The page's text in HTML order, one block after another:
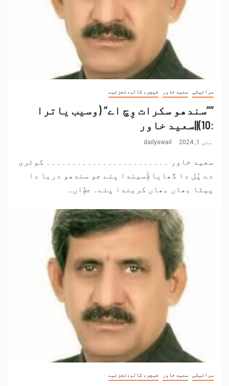
سرائیکی سعید خاور فیچر، کالم،تجزئیے
””سندھو سکرات وِچ اے“ (وسیب یاترا
:10)||سعید خاور
مئی 1, 2024 dailyswail
سعید خاور ۔۔۔۔۔۔۔۔۔۔۔۔۔۔۔۔۔۔۔۔۔۔۔۔ کوٹری
دے پُل دا گھاٻا ݙَسیندا پئے جو سندھو دریا دا
پیٹا بھاں بھاں کریندا پئے۔ جݙاں...
سرائیکی سعید خاور فیچر، کالم،تجزئیے